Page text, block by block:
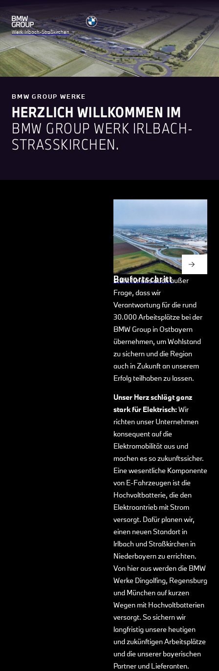
Werk Irlbach-Straßkirchen
BMW GROUP WERKE
HERZLICH WILLKOMMEN IM
BMW GROUP WERK IRLBACH-
STRASSKIRCHEN.
jährige Geschichte der
Bayerischen Motoren Werke
und der Region sind fest
miteinander verwurzelt. So
steht für uns auch außer
Frage, dass wir
Verantwortung für die rund
30.000 Arbeitsplätze bei der
BMW Group in Ostbayern
übernehmen, um Wohlstand
zu sichern und die Region
auch in Zukunft an unserem
Erfolg teilhaben zu lassen.
Unser Herz schlägt ganz
stark für Elektrisch:Wir
richten unser Unternehmen
konsequent auf die
Elektromobilität aus und
machen es so zukunftssicher.
Eine wesentliche Komponente
von E-Fahrzeugen ist die
Hochvoltbatterie, die den
Elektroantrieb mit Strom
versorgt. Dafür planen wir,
einen neuen Standort in
lrlbach und Straßkirchen in
Niederbayern zu errichten.
Von hier aus werden die BMW
Werke Dingolfing, Regensburg
und München auf kurzen
Wegen mit Hochvoltbatterien
versorgt. So sichern wir
langfristig unsere heutigen
und zukünftigen Arbeitsplätze
und die unserer bayerischen
Partner und Lieferanten.
Baufortschritt